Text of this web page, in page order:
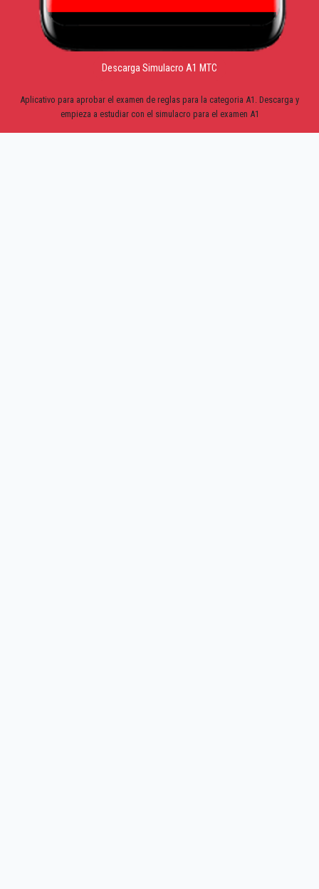
Descarga Simulacro A1 MTC
Aplicativo para aprobar el examen de reglas para la categoria A1. Descarga y
empieza a estudiar con el simulacro para el examen A1